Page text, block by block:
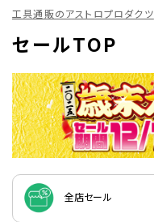
工具通販のアストロプロダクツ
セールTOP
全店セール